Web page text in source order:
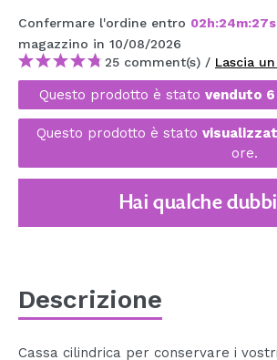
MAQUIFARMA
KOREA ZONE
TRAVEL SIZE
NATURE
SPECIALE
OUTLET
PROSSIMAMENTE
Confermare l'ordine entro 02h:24m:27s
magazzino in 10/08/2026
25 comment(s) / Lascia
Questo prodotto è stato venduto
Questo prodotto è stato
ore.
Hai qualche
Descrizione
Cassa cilindrica per conservare i